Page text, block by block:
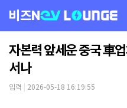
비즈N
자본력 앞세운 중국 車
서나
입력 2026-05-18 16:19:55